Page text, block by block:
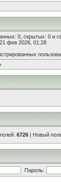
0, скрытых: 0 и
фев 2026, 01:28
6726 | Новый
Пароль: